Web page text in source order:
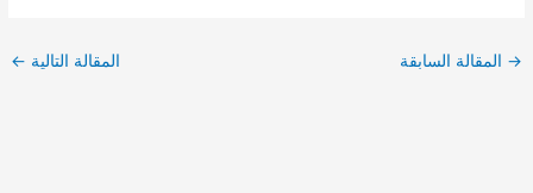
→ المقالة السابقة المقالة التالية ←